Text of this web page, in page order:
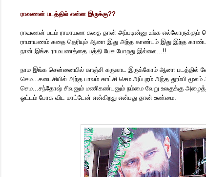
ராவணன் படத்தில் என்ன இருக்கு??
ராவணன் படம் ராமாயண கதை தான் அப்படின்னு உங்க எல்லோருக்கும்
ராமாயணம் கதை தெரியும் ஆனா இது அந்த காண்டம் இது இந்த
நான் இங்க ராமயணத்தை பத்தி பேச போறது இல்லை...!!
நாம இங்க சென்னையில் காஞ்சி கருவாட இருக்கோம் ஆனா
செம...கடைசியில் அந்த பாலம் காட்சி செம.அப்புறம் அந்த தூம்பி
செம...சந்தோஷ் சிவனும் மணிகண்டனும் நம்மை வேறு உலகுக்கு
ஓட்டம் போக விட மாட்டேன் என்கிறது என்பது தான் உண்மை.